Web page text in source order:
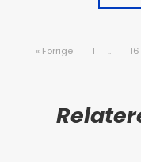
« Forrige 1 .. 16